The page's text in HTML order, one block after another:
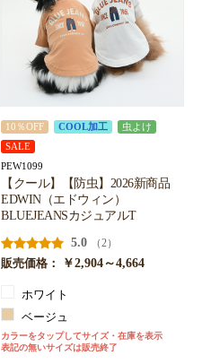
10％OFF COOL加工
虫よけ
SALE
PEW1099
【クール】【防虫】2026新商品
EDWIN（エドウィン）
BLUEJEANSカジュアルT
5.0
（2）
販売価格：
￥2,904～4,664
ホワイト
ベージュ
カラーをタップしてサイズ・在庫を表示
表記の無いサイズは販売終了